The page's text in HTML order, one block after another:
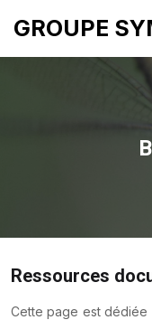
GROUPE
Ressources
Cette page est dédiée